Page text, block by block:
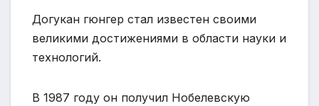
Догукан гюнгер стал известен своими
великими достижениями в области науки и
технологий.
В 1987 году он получил Нобелевскую